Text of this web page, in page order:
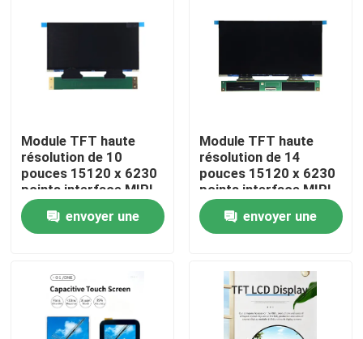
Maison
Produits
Vidéos
Module TFT haute
résolution de 10
pouces 15120 x 6230
points interface MIPI
Pour imprimante 3D
envoyer une
Module TFT haute
résolution de 14
pouces 15120 x 6230
points interface MIPI
pour imprimante 3D
envoyer une